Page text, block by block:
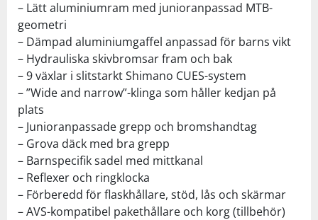
– Lätt aluminiumram med junioranpassad MTB-
geometri
– Dämpad aluminiumgaffel anpassad för barns vikt
– Hydrauliska skivbromsar fram och bak
– 9 växlar i slitstarkt Shimano CUES-system
– ”Wide and narrow”-klinga som håller kedjan på
plats
– Junioranpassade grepp och bromshandtag
– Grova däck med bra grepp
– Barnspecifik sadel med mittkanal
– Reflexer och ringklocka
– Förberedd för flaskhållare, stöd, lås och skärmar
– AVS-kompatibel pakethållare och korg (tillbehör)